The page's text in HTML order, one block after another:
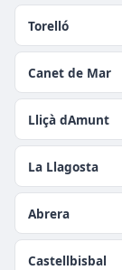
Torelló
Canet de Mar
Lliçà dAmunt
La Llagosta
Abrera
Castellbisbal